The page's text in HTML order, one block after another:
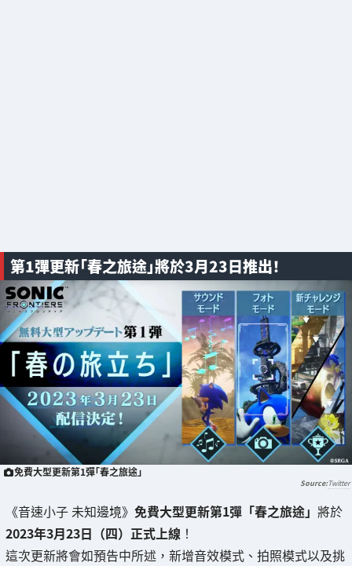
第1彈更新「春之旅途」將於3月23日推出！
免費大型更新第1彈「春之旅途」
Twitter
《音速小子 未知邊境》 免費大型更新第1彈「春之旅途」 將於
2023年3月23日（四）正式上線 ！
這次更新將會如預告中所述，新增音效模式、拍照模式以及挑